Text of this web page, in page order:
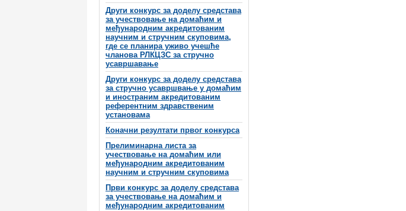
Други конкурс за доделу средстава
за учествовање на домаћим и
међународним акредитованим
научним и стручним скуповима,
где се планира уживо учешће
чланова РЛКЦЗС за стручно
усавршавање
Други конкурс за доделу средстава
за стручно усавршвање у домаћим
и иностраним акредитованим
референтним здравственим
установама
Коначни резултати првог конкурса
Прелиминарна листа за
учествовање на домаћим или
међународним акредитованим
научним и стручним скуповима
Први конкурс за доделу средстава
за учествовање на домаћим и
међународним акредитованим